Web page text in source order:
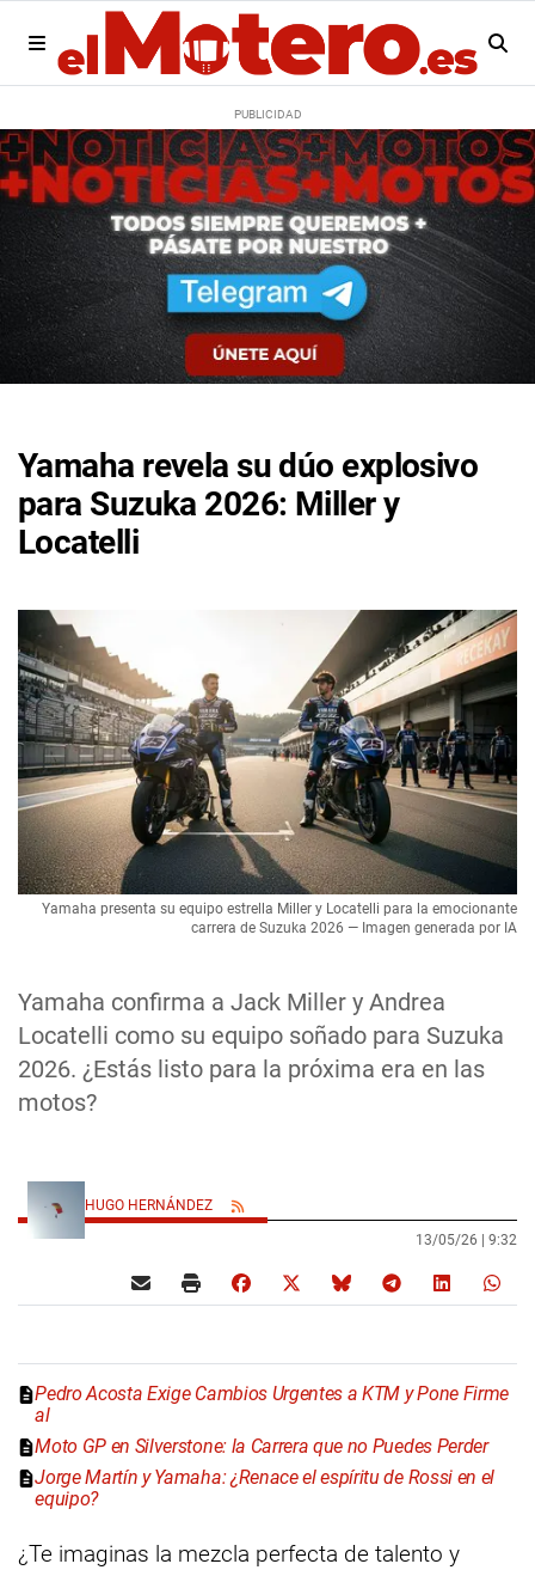
Yamaha revela su dúo explosivo
para Suzuka 2026: Miller y
Locatelli
Yamaha confirma a Jack Miller y Andrea
Locatelli como su equipo soñado para Suzuka
2026. ¿Estás listo para la próxima era en las
motos?
Yamaha presenta su equipo estrella Miller y Locatelli para la emocionante
carrera de Suzuka 2026 — Imagen generada por IA
HUGO HERNÁNDEZ
13/05/26 | 9:32
Pedro Acosta Exige Cambios Urgentes a KTM y Pone Firme
al
Moto GP en Silverstone: la Carrera que no Puedes Perder
Jorge Martín y Yamaha: ¿Renace el espíritu de Rossi en el
equipo?
¿Te imaginas la mezcla perfecta de talento y